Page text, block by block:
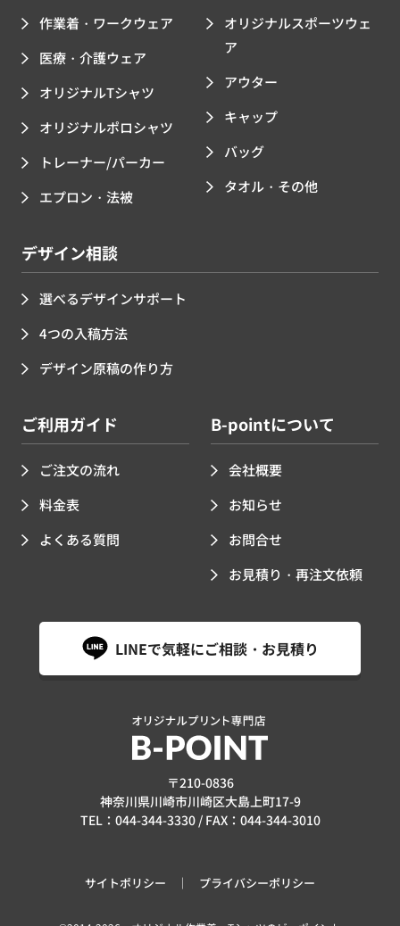
作業着・ワークウェア
医療・介護ウェア
オリジナルTシャツ
オリジナルポロシャツ
トレーナー/パーカー
エプロン・法被
オリジナルスポーツウェ
ア
アウター
キャップ
バッグ
タオル・その他
デザイン相談
選べるデザインサポート
4つの入稿方法
デザイン原稿の作り方
ご利用ガイド
ご注文の流れ
料金表
よくある質問
B-pointについて
会社概要
お知らせ
お問合せ
お見積り・再注文依頼
LINEで気軽にご相談・お見積り
〒210-0836
神奈川県川崎市川崎区大島上町17-9
TEL： 044-344-3330/ FAX：044-344-3010
サイトポリシー プライバシーポリシー